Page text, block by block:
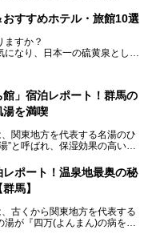
リティ株式会社【PR】
リゾートのPR記事です。
宿泊もできる「サウナの森」、
クな駅直結の「水沼の湯」の
、サウナー、そして電車旅好き
すすめホテル・旅館10選
ますか？
なり、日本一の硫黄泉として
ってみました！万座温泉の楽
します。
ら混浴可能な温泉まで、おす
！
」宿泊レポート！群馬の
湯を満喫
関東地方を代表する名湯のひ
”と呼ばれ、保湿効果の高い美
を代表する旅館の一つ。日帰
泊してじっくり楽しむのがベ
たっぷりとご紹介します！
ポート！温泉地最奥の秘
馬】
古くから関東地方を代表する
が『四万(よんまん)の病を癒